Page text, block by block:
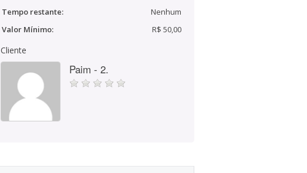
Tempo restante:
Nenhum
Valor Mínimo:
R$ 50,00
Cliente
Paim - 2.